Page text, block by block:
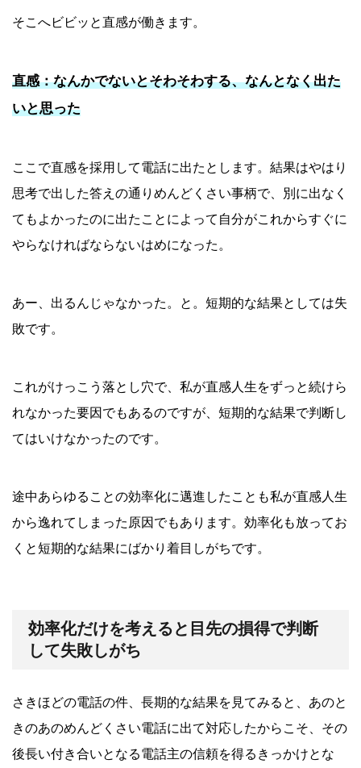
そこへビビッと直感が働きます。
直感：なんかでないとそわそわする、なんとなく出た
いと思った
ここで直感を採用して電話に出たとします。結果はやはり
思考で出した答えの通りめんどくさい事柄で、別に出なく
てもよかったのに出たことによって自分がこれからすぐに
やらなければならないはめになった。
あー、出るんじゃなかった。と。短期的な結果としては失
敗です。
これがけっこう落とし穴で、私が直感人生をずっと続けら
れなかった要因でもあるのですが、短期的な結果で判断し
てはいけなかったのです。
途中あらゆることの効率化に邁進したことも私が直感人生
から逸れてしまった原因でもあります。効率化も放ってお
くと短期的な結果にばかり着目しがちです。
効率化だけを考えると目先の損得で判断
して失敗しがち
さきほどの電話の件、長期的な結果を見てみると、あのと
きのあのめんどくさい電話に出て対応したからこそ、その
後長い付き合いとなる電話主の信頼を得るきっかけとな